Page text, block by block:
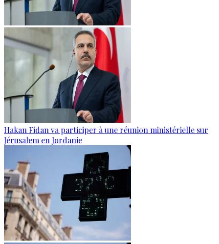
Hakan Fidan va participer à une réunion ministérielle sur
Jérusalem en Jordanie